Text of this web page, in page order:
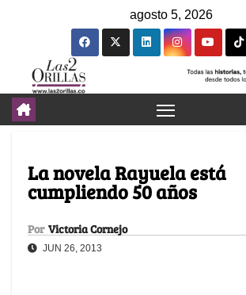
agosto 5, 2026
La novela Rayuela está
cumpliendo 50 años
Por Victoria Cornejo
JUN 26, 2013